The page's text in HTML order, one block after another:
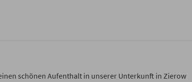
schönen Aufenthalt in unserer Unterkunft in Zierow